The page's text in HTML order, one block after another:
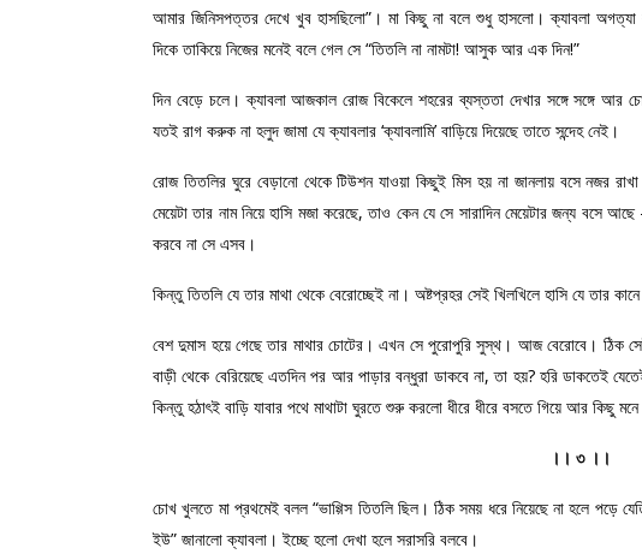
আমার জিনিসপত্তর দেখে খুব হাসছিলো”। মা কিছু না বলে শুধু হাসলো। ক্যাবলা অগত্যা
দিকে তাকিয়ে নিজের মনেই বলে গেল সে “তিতলি না নামটা! আসুক আর এক দিন!”
দিন বেড়ে চলে। ক্যাবলা আজকাল রোজ বিকেলে শহরের ব্যস্ততা দেখার সঙ্গে সঙ্গে আর
যতই রাগ করুক না হলুদ জামা যে ক্যাবলার ‘ক্যাবলামি’ বাড়িয়ে দিয়েছে তাতে সন্দেহ নেই।
রোজ তিতলির ঘুরে বেড়ানো থেকে টিউশন যাওয়া কিছুই মিস হয় না জানলায় বসে নজর
মেয়েটা তার নাম নিয়ে হাসি মজা করেছে, তাও কেন যে সে সারাদিন মেয়েটার জন্য
করবে না সে এসব।
কিন্তু তিতলি যে তার মাথা থেকে বেরোচ্ছেই না। অষ্টপ্রহর সেই খিলখিলে হাসি যে তার
বেশ দুমাস হয়ে গেছে তার মাথার চোটের। এখন সে পুরোপুরি সুস্থ। আজ বেরোবে। ঠিক
বাড়ী থেকে বেরিয়েছে এতদিন পর আর পাড়ার বন্ধুরা ডাকবে না, তা হয়? হরি ডাকতেই
কিন্তু হঠাৎই বাড়ি যাবার পথে মাথাটা ঘুরতে শুরু করলো ধীরে ধীরে বসতে গিয়ে আর
।। ৩ ।।
চোখ খুলতে মা প্রথমেই বলল “ভাগ্গিস তিতলি ছিল। ঠিক সময় ধরে নিয়েছে না হলে পড়ে
ইউ” জানালো ক্যাবলা। ইচ্ছে হলো দেখা হলে সরাসরি বলবে।